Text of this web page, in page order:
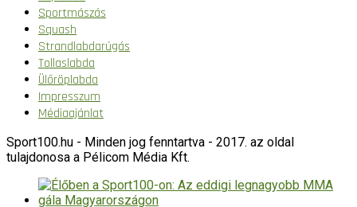
Sportmászás
Squash
Strandlabdarúgás
Tollaslabda
Ülőröplabda
Impresszum
Médiaajánlat
Sport100.hu - Minden jog fenntartva - 2017. az oldal
tulajdonosa a Pélicom Média Kft.